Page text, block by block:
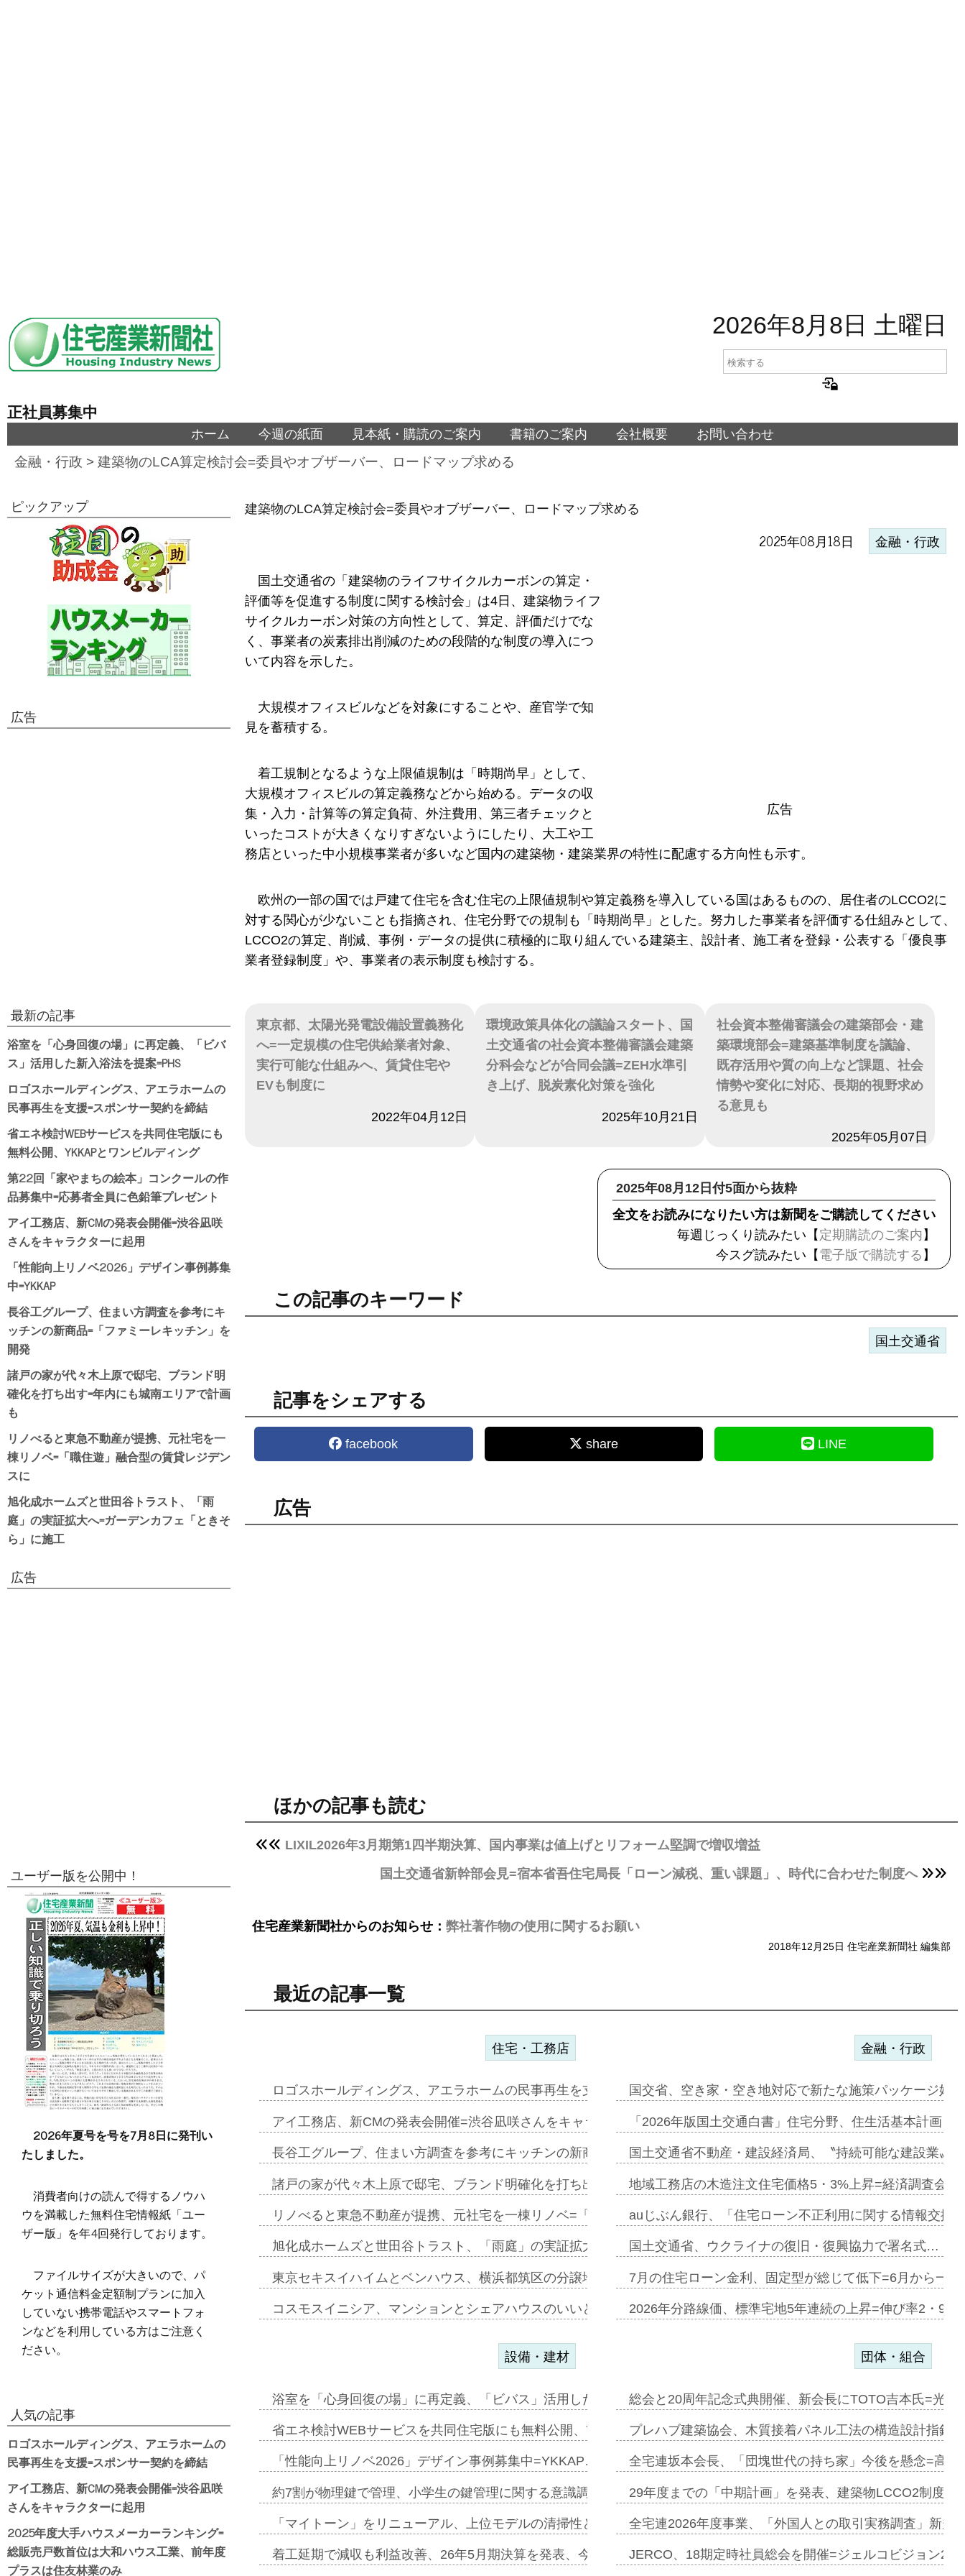
2026年8月8日 土曜日
正社員募集中
ホーム 今週の紙面 見本紙・購読のご案内 書籍のご案内 会社概要 お問い合わせ
金融・行政 > 建築物のLCA算定検討会=委員やオブザーバー、ロードマップ求める
建築物のLCA算定検討会=委員やオブザーバー、ロードマップ求める
2025年08月18日 金融・行政
広告
国土交通省の「建築物のライフサイクルカーボンの算定・
評価等を促進する制度に関する検討会」は4日、建築物ライフ
サイクルカーボン対策の方向性として、算定、評価だけでな
く、事業者の炭素排出削減のための段階的な制度の導入につ
いて内容を示した。
大規模オフィスビルなどを対象にすることや、産官学で知
見を蓄積する。
着工規制となるような上限値規制は「時期尚早」として、
大規模オフィスビルの算定義務などから始める。データの収
集・入力・計算等の算定負荷、外注費用、第三者チェックと
いったコストが大きくなりすぎないようにしたり、大工や工
務店といった中小規模事業者が多いなど国内の建築物・建築業界の特性に配慮する方向性も示す。
欧州の一部の国では戸建て住宅を含む住宅の上限値規制や算定義務を導入している国はあるものの、居住者のLCCO2に
対する関心が少ないことも指摘され、住宅分野での規制も「時期尚早」とした。努力した事業者を評価する仕組みとして、
LCCO2の算定、削減、事例・データの提供に積極的に取り組んでいる建築主、設計者、施工者を登録・公表する「優良事
業者登録制度」や、事業者の表示制度も検討する。
東京都、太陽光発電設備設置義務化
へ=一定規模の住宅供給業者対象、
実行可能な仕組みへ、賃貸住宅や
EVも制度に
2022年04月12日
環境政策具体化の議論スタート、国
土交通省の社会資本整備審議会建築
分科会などが合同会議=ZEH水準引
き上げ、脱炭素化対策を強化
2025年10月21日
社会資本整備審議会の建築部会・建
築環境部会=建築基準制度を議論、
既存活用や質の向上など課題、社会
情勢や変化に対応、長期的視野求め
る意見も
2025年05月07日
2025年08月12日付5面から抜粋
全文をお読みになりたい方は新聞をご購読してください
毎週じっくり読みたい【 定期購読のご案内 】
今スグ読みたい【 電子版で購読する 】
この記事のキーワード
国土交通省
記事をシェアする
facebook share LINE
広告
ほかの記事も読む
LIXIL2026年3月期第1四半期決算、国内事業は値上げとリフォーム堅調で増収増益
国土交通省新幹部会見=宿本省吾住宅局長「ローン減税、重い課題」、時代に合わせた制度へ
住宅産業新聞社からのお知らせ： 弊社著作物の使用に関するお願い
2018年12月25日 住宅産業新聞社 編集部
最近の記事一覧
住宅・工務店
ロゴスホールディングス、アエラホームの民事再生を支援=スポンサー契約…
アイ工務店、新CMの発表会開催=渋谷凪咲さんをキャラクターに起用…
長谷工グループ、住まい方調査を参考にキッチンの新商品=「ファミーレキ…
諸戸の家が代々木上原で邸宅、ブランド明確化を打ち出す=年内にも城南エ…
リノべると東急不動産が提携、元社宅を一棟リノベ=「職住遊」融合型の賃…
旭化成ホームズと世田谷トラスト、「雨庭」の実証拡大へ=ガーデンカフェ…
東京セキスイハイムとベンハウス、横浜都筑区の分譲地開発で初協業=お互…
コスモスイニシア、マンションとシェアハウスのいいとこどりのコリビング…
金融・行政
国交省、空き家・空き地対応で新たな施策パッケージ始
「2026年版国土交通白書」住宅分野、住生活基本計画
国土交通省不動産・建設経済局、〝持続可能な建設業〟
地域工務店の木造注文住宅価格5・3%上昇=経済調査会
auじぶん銀行、「住宅ローン不正利用に関する情報交換
国土交通省、ウクライナの復旧・復興協力で署名式…
7月の住宅ローン金利、固定型が総じて低下=6月から一
2026年分路線価、標準宅地5年連続の上昇=伸び率2・
設備・建材
浴室を「心身回復の場」に再定義、「ビバス」活用した新入浴法を提案=P…
省エネ検討WEBサービスを共同住宅版にも無料公開、YKKAPとワンビ…
「性能向上リノベ2026」デザイン事例募集中=YKKAP…
約7割が物理鍵で管理、小学生の鍵管理に関する意識調査=Nature…
「マイトーン」をリニューアル、上位モデルの清掃性と安全性追加=リンナ…
着工延期で減収も利益改善、26年5月期決算を発表、今期は増収見込む=…
団体・組合
総会と20周年記念式典開催、新会長にTOTO吉本氏=光
プレハブ建築協会、木質接着パネル工法の構造設計指針
全宅連坂本会長、「団塊世代の持ち家」今後を懸念=高
29年度までの「中期計画」を発表、建築物LCCO2制度
全宅連2026年度事業、「外国人との取引実務調査」新規
JERCO、18期定時社員総会を開催=ジェルコビジョン
ピックアップ
広告
最新の記事
浴室を「心身回復の場」に再定義、「ビバ
ス」活用した新入浴法を提案=PHS
ロゴスホールディングス、アエラホームの
民事再生を支援=スポンサー契約を締結
省エネ検討WEBサービスを共同住宅版にも
無料公開、YKKAPとワンビルディング
第22回「家やまちの絵本」コンクールの作
品募集中=応募者全員に色鉛筆プレゼント
アイ工務店、新CMの発表会開催=渋谷凪咲
さんをキャラクターに起用
「性能向上リノベ2026」デザイン事例募集
中=YKKAP
長谷工グループ、住まい方調査を参考にキ
ッチンの新商品=「ファミーレキッチン」を
開発
諸戸の家が代々木上原で邸宅、ブランド明
確化を打ち出す=年内にも城南エリアで計画
も
リノべると東急不動産が提携、元社宅を一
棟リノベ=「職住遊」融合型の賃貸レジデン
スに
旭化成ホームズと世田谷トラスト、「雨
庭」の実証拡大へ=ガーデンカフェ「ときそ
ら」に施工
広告
ユーザー版を公開中！
2026年夏号を号を7月8日に発刊い
たしました。
消費者向けの読んで得するノウハ
ウを満載した無料住宅情報紙「ユー
ザー版」を年4回発行しております。
ファイルサイズが大きいので、パ
ケット通信料金定額制プランに加入
していない携帯電話やスマートフォ
ンなどを利用している方はご注意く
ださい。
人気の記事
ロゴスホールディングス、アエラホームの
民事再生を支援=スポンサー契約を締結
アイ工務店、新CMの発表会開催=渋谷凪咲
さんをキャラクターに起用
2025年度大手ハウスメーカーランキング=
総販売戸数首位は大和ハウス工業、前年度
プラスは住友林業のみ